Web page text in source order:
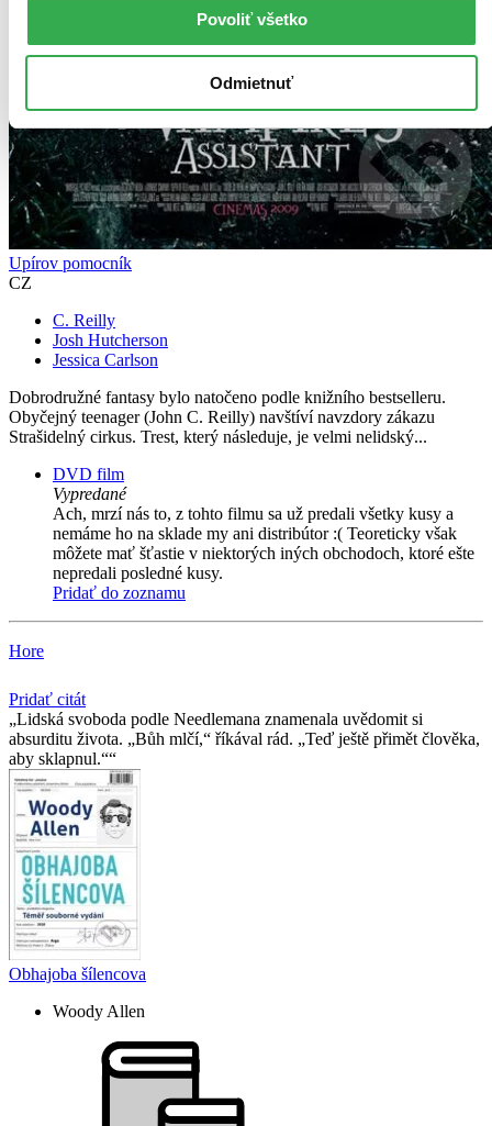
Povoliť všetko
Odmietnuť
Upírov pomocník
CZ
C. Reilly
Josh Hutcherson
Jessica Carlson
Dobrodružné fantasy bylo natočeno podle knižního bestselleru.
Obyčejný teenager (John C. Reilly) navštíví navzdory zákazu
Strašidelný cirkus. Trest, který následuje, je velmi nelidský...
DVD film
Vypredané
Ach, mrzí nás to, z tohto filmu sa už predali všetky kusy a
nemáme ho na sklade my ani distribútor :( Teoreticky však
môžete mať šťastie v niektorých iných obchodoch, ktoré ešte
nepredali posledné kusy.
Pridať do zoznamu
Hore
Pridať citát
Lidská svoboda podle Needlemana znamenala uvědomit si
absurditu života. „Bůh mlčí,“ říkával rád. „Teď ještě přimět člověka,
aby sklapnul.“
Obhajoba šílencova
Woody Allen